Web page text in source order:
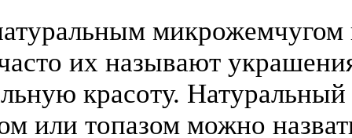
микрожемчугом
их называют
красоту.
или топазом можно